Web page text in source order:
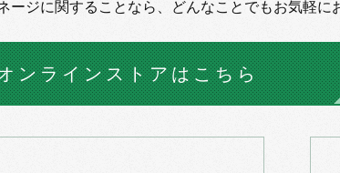
ージに関することなら、 どんなことでもお気軽に
ンラインストアはこちら